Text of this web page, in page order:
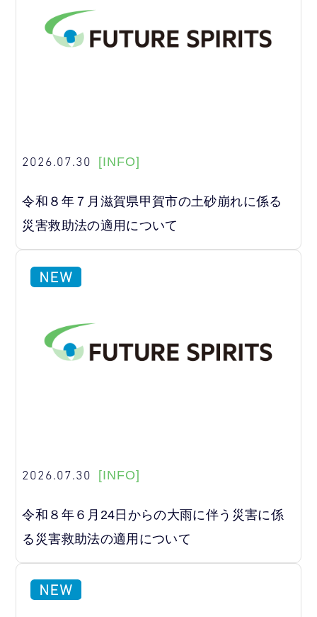
2026.07.30 [INFO]
令和８年７月滋賀県甲賀市の土砂崩れに係る
災害救助法の適用について
2026.07.30 [INFO]
令和８年６月24日からの大雨に伴う災害に係
る災害救助法の適用について